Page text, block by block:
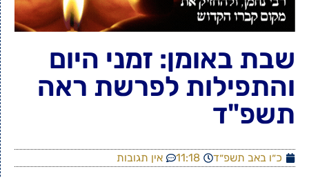
שבת באומן: זמני היום
והתפילות לפרשת ראה
תשפ"ד
כ״ו באב תשפ״ד 11:18 אין תגובות